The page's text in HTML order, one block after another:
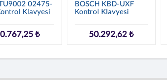
02475-
Klavyesi
₺
BOSCH KBD-UXF
Kontrol Klavyesi
50.292,62 ₺